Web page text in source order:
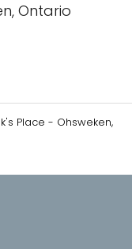
Ontario
Place - Ohsweken,